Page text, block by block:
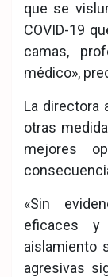
que se
COVID-19
camas,
médico»,
La directora
otras
mejores
«Sin
eficaces
aislamiento
agresivas